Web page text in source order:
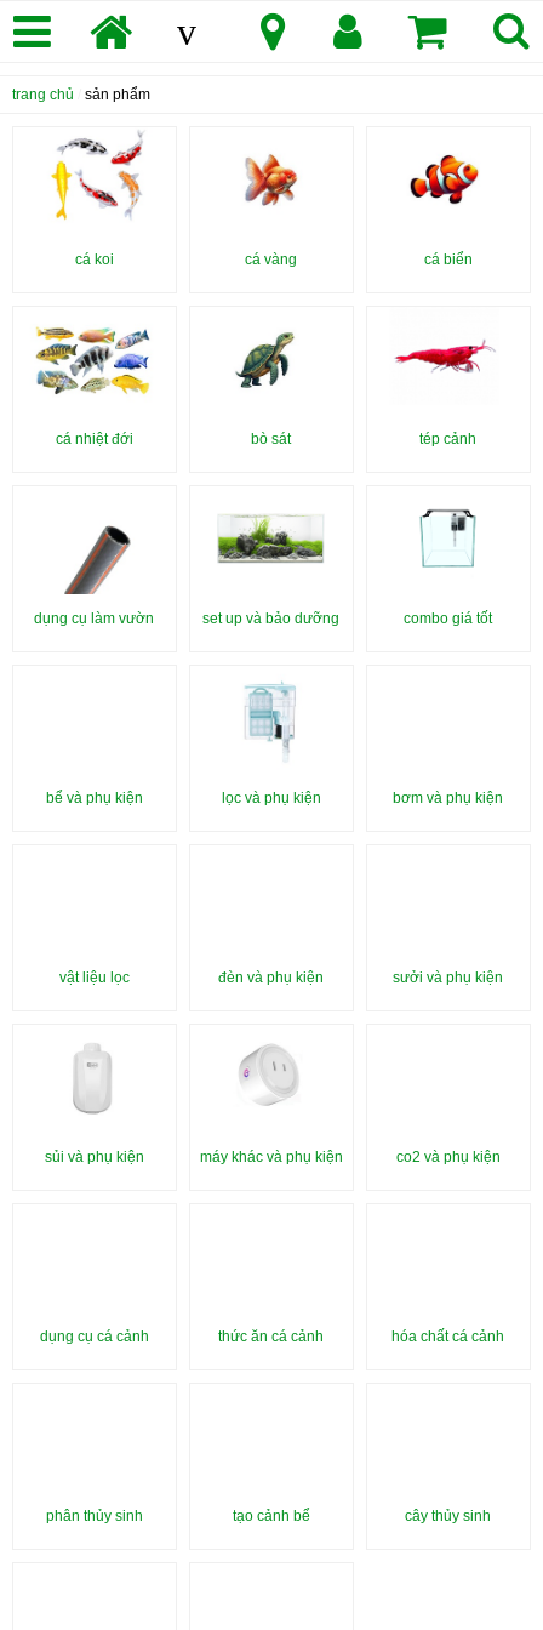
v
trang chủ sản phẩm
cá koi cá vàng cá biển
cá nhiệt đới bò sát tép cảnh
dụng cụ làm vườn set up và bảo dưỡng combo giá tốt
bể và phụ kiện lọc và phụ kiện bơm và phụ kiện
vật liệu lọc đèn và phụ kiện sưởi và phụ kiện
sủi và phụ kiện máy khác và phụ kiện co2 và phụ kiện
dụng cụ cá cảnh thức ăn cá cảnh hóa chất cá cảnh
phân thủy sinh tạo cảnh bể cây thủy sinh